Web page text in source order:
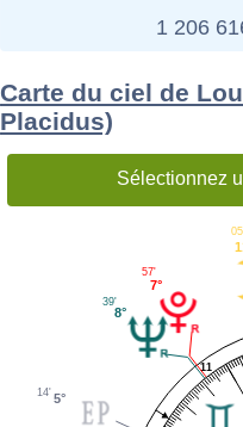
1 206
Carte du ciel de
Placidus)
Sélectionnez
11
7°
57'
8°
39'
5°
14'